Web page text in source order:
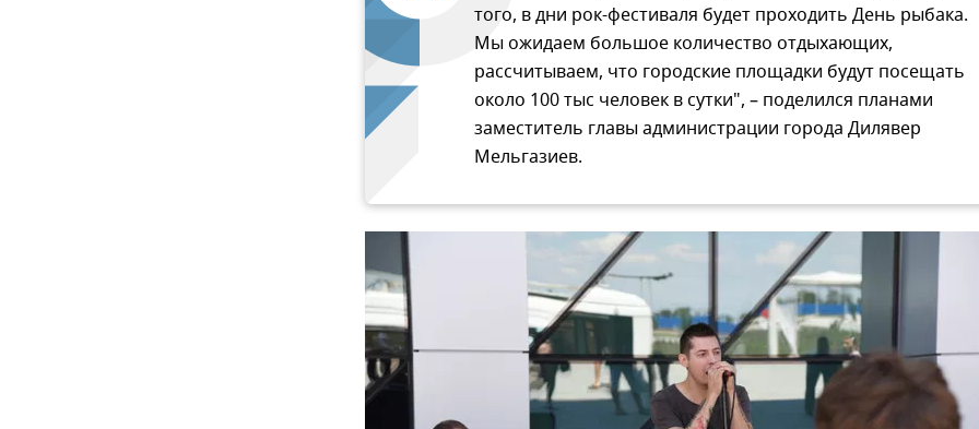
того, в дни рок-фестиваля будет проходить День рыбака.
Мы ожидаем большое количество отдыхающих,
рассчитываем, что городские площадки будут посещать
около 100 тыс человек в сутки", – поделился планами
заместитель главы администрации города Дилявер
Мельгазиев.